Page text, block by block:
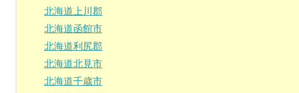
北海道上川郡
北海道函館市
北海道利尻郡
北海道北見市
北海道千歳市